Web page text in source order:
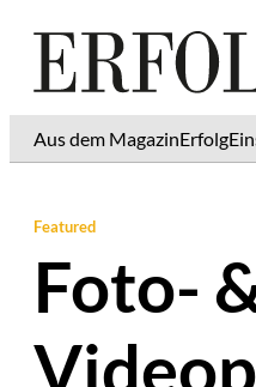
Aus dem MagazinErfolg
Featured
Foto-